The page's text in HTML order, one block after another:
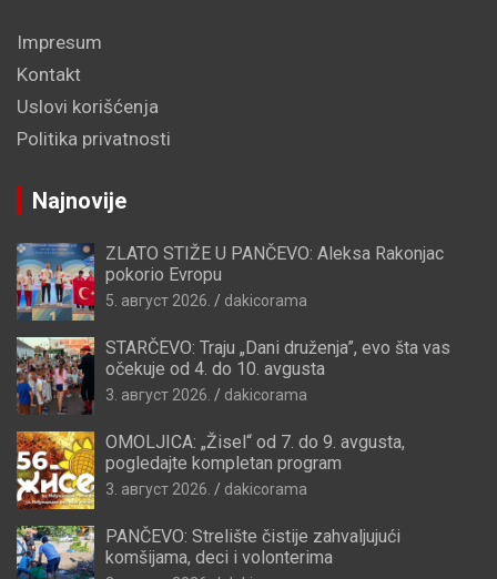
Impresum
Kontakt
Uslovi korišćenja
Politika privatnosti
Najnovije
ZLATO STIŽE U PANČEVO: Aleksa Rakonjac
pokorio Evropu
5. август 2026. dakicorama
STARČEVO: Traju „Dani druženja”, evo šta vas
očekuje od 4. do 10. avgusta
3. август 2026. dakicorama
OMOLJICA: „Žisel“ od 7. do 9. avgusta,
pogledajte kompletan program
3. август 2026. dakicorama
PANČEVO: Strelište čistije zahvaljujući
komšijama, deci i volonterima